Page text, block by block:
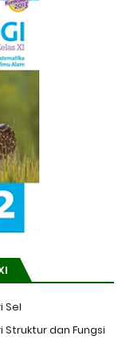
Sel
dan Fungsi